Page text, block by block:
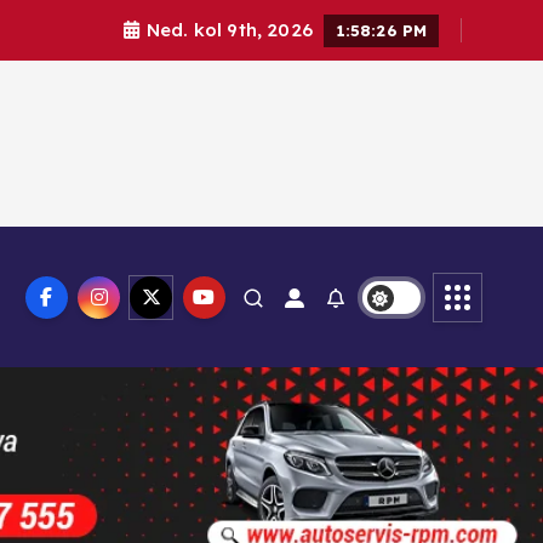
Ned. kol 9th, 2026 1:58:27 PM